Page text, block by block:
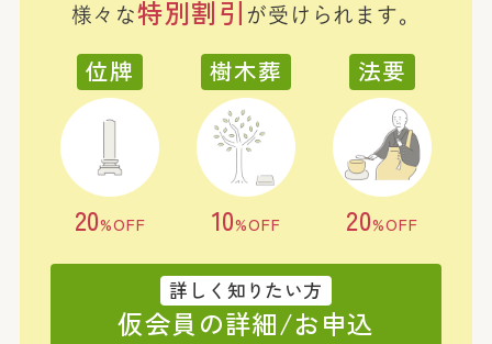
様々な特別割引 が受けられます。
位牌
20%OFF
樹木葬
10%OFF
法要
20%OFF
詳しく知りたい方
仮会員の詳細/お申込